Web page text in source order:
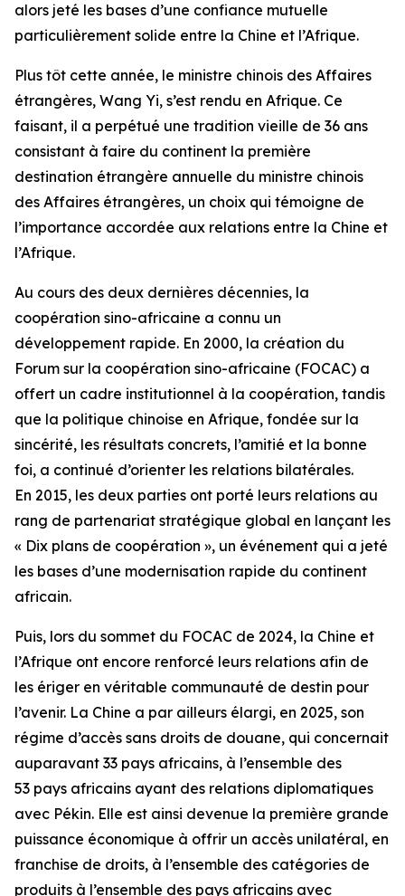
alors jeté les bases d’une confiance mutuelle
particulièrement solide entre la Chine et l’Afrique.
Plus tôt cette année, le ministre chinois des Affaires
étrangères, Wang Yi, s’est rendu en Afrique. Ce
faisant, il a perpétué une tradition vieille de 36 ans
consistant à faire du continent la première
destination étrangère annuelle du ministre chinois
des Affaires étrangères, un choix qui témoigne de
l’importance accordée aux relations entre la Chine et
l’Afrique.
Au cours des deux dernières décennies, la
coopération sino-africaine a connu un
développement rapide. En 2000, la création du
Forum sur la coopération sino-africaine (FOCAC) a
offert un cadre institutionnel à la coopération, tandis
que la politique chinoise en Afrique, fondée sur la
sincérité, les résultats concrets, l’amitié et la bonne
foi, a continué d’orienter les relations bilatérales.
En 2015, les deux parties ont porté leurs relations au
rang de partenariat stratégique global en lançant les
« Dix plans de coopération », un événement qui a jeté
les bases d’une modernisation rapide du continent
africain.
Puis, lors du sommet du FOCAC de 2024, la Chine et
l’Afrique ont encore renforcé leurs relations afin de
les ériger en véritable communauté de destin pour
l’avenir. La Chine a par ailleurs élargi, en 2025, son
régime d’accès sans droits de douane, qui concernait
auparavant 33 pays africains, à l’ensemble des
53 pays africains ayant des relations diplomatiques
avec Pékin. Elle est ainsi devenue la première grande
puissance économique à offrir un accès unilatéral, en
franchise de droits, à l’ensemble des catégories de
produits à l’ensemble des pays africains avec